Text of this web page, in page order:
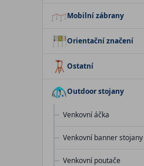
Mobilní zábrany
Orientační značení
Ostatní
Outdoor stojany
Venkovní áčka
Venkovní banner stojany
Venkovní poutače